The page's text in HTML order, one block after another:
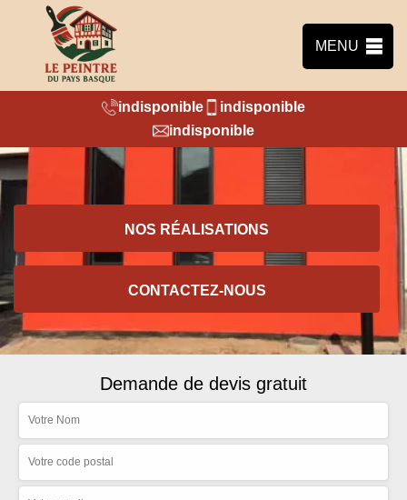
MENU
indisponible
indisponible
indisponible
NOS RÉALISATIONS
CONTACTEZ-NOUS
Demande de devis gratuit